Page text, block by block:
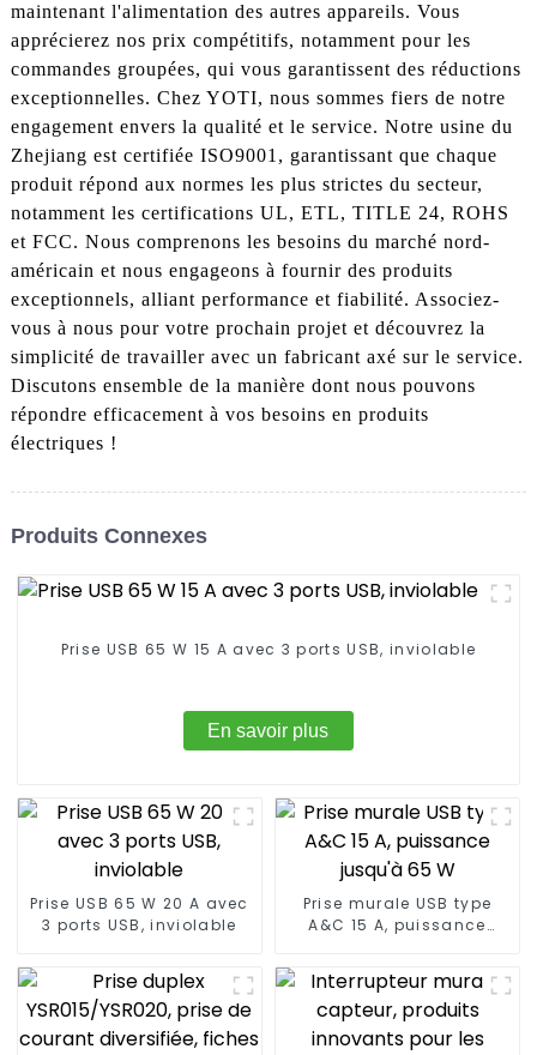
maintenant l'alimentation des autres appareils. Vous
apprécierez nos prix compétitifs, notamment pour les
commandes groupées, qui vous garantissent des réductions
exceptionnelles. Chez YOTI, nous sommes fiers de notre
engagement envers la qualité et le service. Notre usine du
Zhejiang est certifiée ISO9001, garantissant que chaque
produit répond aux normes les plus strictes du secteur,
notamment les certifications UL, ETL, TITLE 24, ROHS
et FCC. Nous comprenons les besoins du marché nord-
américain et nous engageons à fournir des produits
exceptionnels, alliant performance et fiabilité. Associez-
vous à nous pour votre prochain projet et découvrez la
simplicité de travailler avec un fabricant axé sur le service.
Discutons ensemble de la manière dont nous pouvons
répondre efficacement à vos besoins en produits
électriques !
Produits Connexes
Prise USB 65 W 15 A avec 3 ports USB, inviolable
En savoir plus
Prise USB 65 W 20 A avec
3 ports USB, inviolable
Prise murale USB type
A&C 15 A, puissance